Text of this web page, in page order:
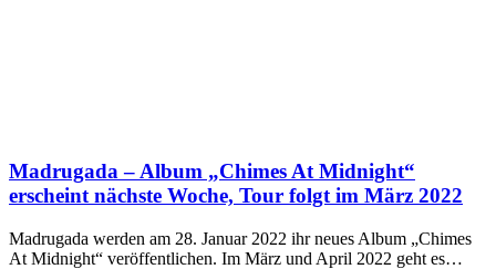
Madrugada – Album „Chimes At Midnight“
erscheint nächste Woche, Tour folgt im März 2022
Madrugada werden am 28. Januar 2022 ihr neues Album „Chimes
At Midnight“ veröffentlichen. Im März und April 2022 geht es…